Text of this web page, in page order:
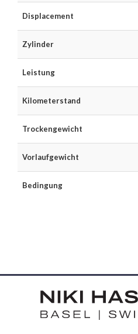
Displacement
Zylinder
Leistung
Kilometerstand
Trockengewicht
Vorlaufgewicht
Bedingung